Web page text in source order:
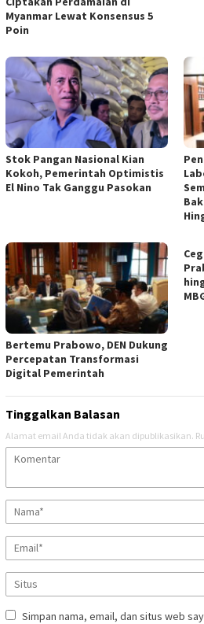
Myanmar Lewat Konsensus 5
Poin
Stok Pangan Nasional Kian
Kokoh, Pemerintah Optimistis
El Nino Tak Ganggu Pasokan
Bertemu Prabowo, DEN Dukung
Percepatan Transformasi
Digital Pemerintah
Tinggalkan Balasan
Alamat email Anda tidak akan dipublikasikan.
Simpan nama, email, dan situs web